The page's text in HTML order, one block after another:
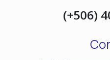
(+506)